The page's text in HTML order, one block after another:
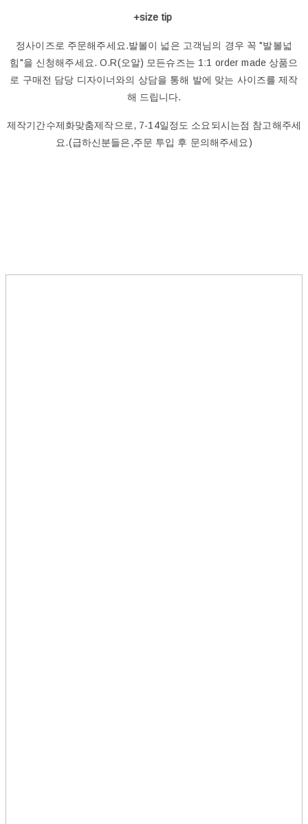
+size tip
정사이즈로 주문해주세요.발볼이 넓은 고객님의 경우 꼭 "발볼넓
힘"을 신청해주세요. O.R(오알) 모든슈즈는 1:1 order made 상품으
로 구매전 담당 디자이너와의 상담을 통해 발에 맞는 사이즈를 제작
해 드립니다.
제작기간수제화맞춤제작으로, 7-14일정도 소요되시는점 참고해주세
요.(급하신분들은,주문 투입 후 문의해주세요)